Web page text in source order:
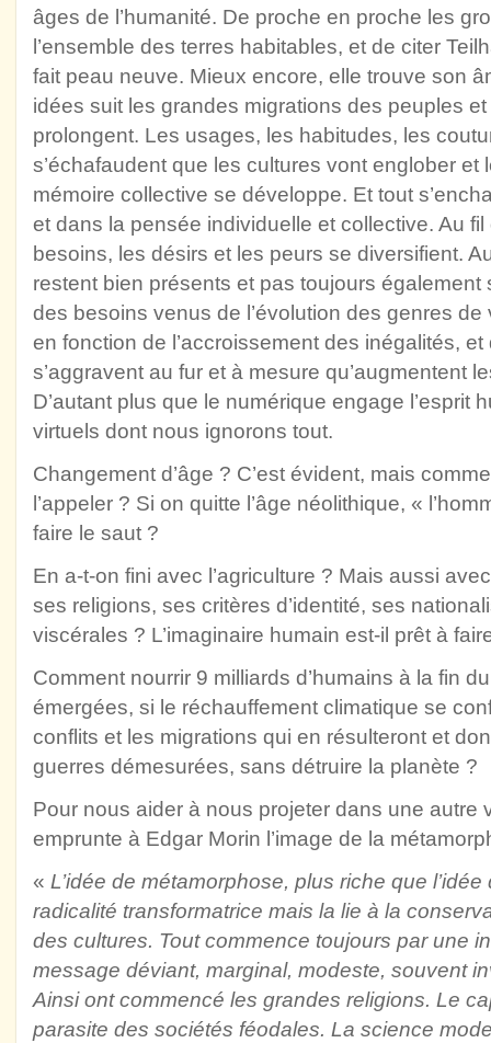
âges de l’humanité. De proche en proche les
l’ensemble des terres habitables, et de citer
fait peau neuve. Mieux encore, elle trouve son
idées suit les grandes migrations des peuples
prolongent. Les usages, les habitudes, les
s’échafaudent que les cultures vont englober et
mémoire collective se développe. Et tout
et dans la pensée individuelle et collective. Au fil
besoins, les désirs et les peurs se diversifient.
restent bien présents et pas toujours également
des besoins venus de l’évolution des genres
en fonction de l’accroissement des inégalités,
s’aggravent au fur et à mesure qu’augmentent
D’autant plus que le numérique engage l’esprit
virtuels dont nous ignorons tout.
Changement d’âge ? C’est évident, mais
l’appeler ? Si on quitte l’âge néolithique, «
faire le saut ?
En a-t-on fini avec l’agriculture ? Mais aussi
ses religions, ses critères d’identité, ses
viscérales ? L’imaginaire humain est-il prêt à
Comment nourrir 9 milliards d’humains à la fin
émergées, si le réchauffement climatique se
conflits et les migrations qui en résulteront et
guerres démesurées, sans détruire la planète ?
Pour nous aider à nous projeter dans une autre
emprunte à Edgar Morin l’image de la
« L’idée de métamorphose, plus riche que
radicalité transformatrice mais la lie à la
des cultures. Tout commence toujours par une
message déviant, marginal, modeste, souvent
Ainsi ont commencé les grandes religions. Le
parasite des sociétés féodales. La science